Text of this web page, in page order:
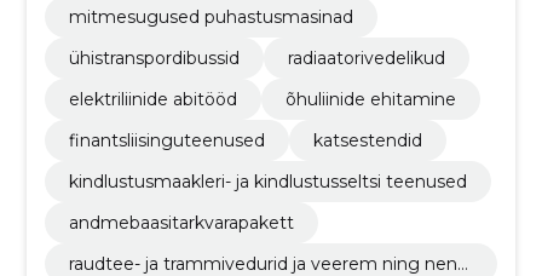
mitmesugused puhastusmasinad
ühistranspordibussid
radiaatorivedelikud
elektriliinide abitööd
õhuliinide ehitamine
finantsliisinguteenused
katsestendid
kindlustusmaakleri- ja kindlustusseltsi teenused
andmebaasitarkvarapakett
raudtee- ja trammivedurid ja veerem ning nend